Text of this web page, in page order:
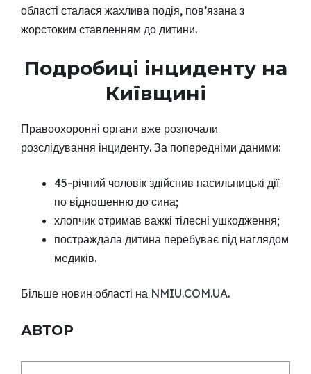
області сталася жахлива подія, пов’язана з
жорстоким ставленням до дитини.
Подробиці інциденту на
Київщині
Правоохоронні органи вже розпочали
розслідування інциденту. За попередніми даними:
45-річний чоловік здійснив насильницькі дії
по відношенню до сина;
хлопчик отримав важкі тілесні ушкодження;
постраждала дитина перебуває під наглядом
медиків.
Більше новин області на NMIU.COM.UA.
АВТОР